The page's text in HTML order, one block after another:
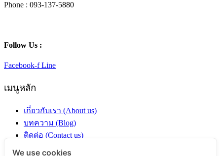
Phone : 093-137-5880
Follow Us :
Facebook-f Line
เมนูหลัก
เกี่ยวกับเรา (About us)
บทความ (Blog)
ติดต่อ (Contact us)
We use cookies